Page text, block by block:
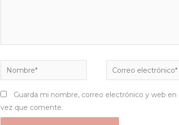
Nombre*
Correo
electrónico*
Guarda mi nombre, correo electrónico y web
vez que comente.